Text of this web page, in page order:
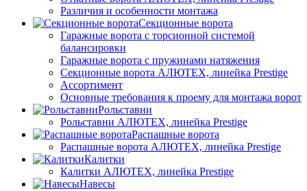
Различия и особенности монтажа
Секционные ворота
Гаражные ворота с торсионной системой
балансировки
Гаражные ворота с пружинами натяжения
Секционные ворота АЛЮТЕХ, линейка Prestige
Ассортимент
Основные требования к проему для монтажа ворот
Рольставни
Рольставни АЛЮТЕХ, линейка Prestige
Распашные ворота
Распашные ворота АЛЮТЕХ, линейка Prestige
Калитки
Калитки АЛЮТЕХ, линейка Prestige
Навесы